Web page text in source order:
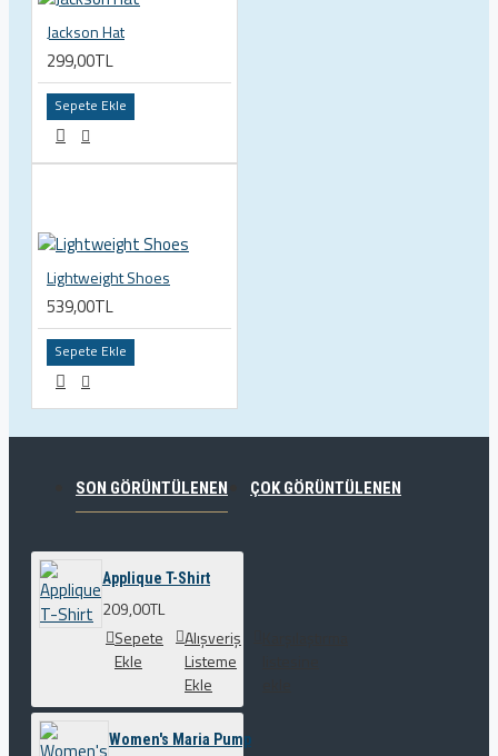
Jackson Hat
299,00TL
Sepete Ekle
Lightweight Shoes
539,00TL
Sepete Ekle
SON GÖRÜNTÜLENEN ÇOK GÖRÜNTÜLENEN
Applique T-Shirt
209,00TL
Sepete
Ekle
Alışveriş
Listeme
Ekle
Women's Maria Pump